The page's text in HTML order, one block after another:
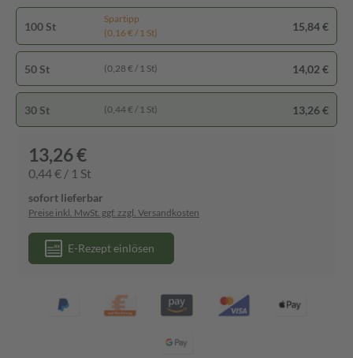
100 St
Spartipp
(0,16 € / 1 St)
15,84 €
50 St (0,28 € / 1 St) 14,02 €
30 St (0,44 € / 1 St) 13,26 €
13,26 €
0,44 € / 1 St
sofort lieferbar
Preise inkl. MwSt. ggf. zzgl. Versandkosten
E-Rezept einlösen